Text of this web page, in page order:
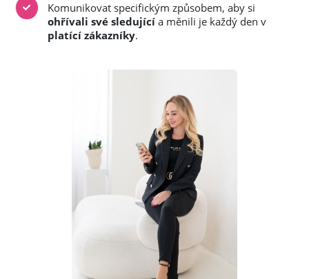
Komunikovat specifickým způsobem, aby si
ohřívali své sledující a měnili je každý den v
platící zákazníky.